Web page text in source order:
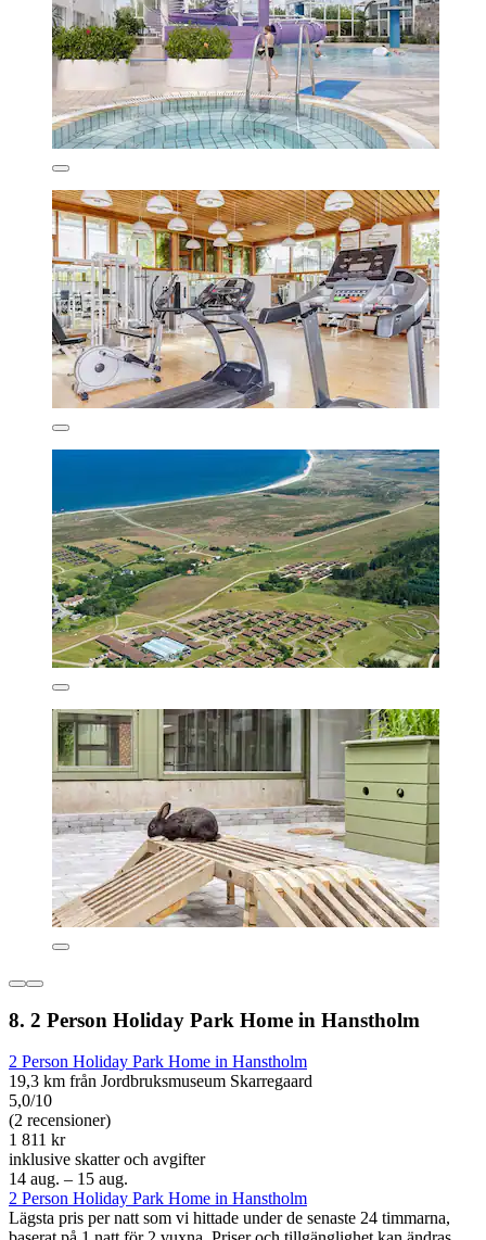
8. 2 Person Holiday Park Home in Hanstholm
2 Person Holiday Park Home in Hanstholm
19,3 km från Jordbruksmuseum Skarregaard
5,0/10
(2 recensioner)
1 811 kr
inklusive skatter och avgifter
14 aug. – 15 aug.
2 Person Holiday Park Home in Hanstholm
Lägsta pris per natt som vi hittade under de senaste 24 timmarna,